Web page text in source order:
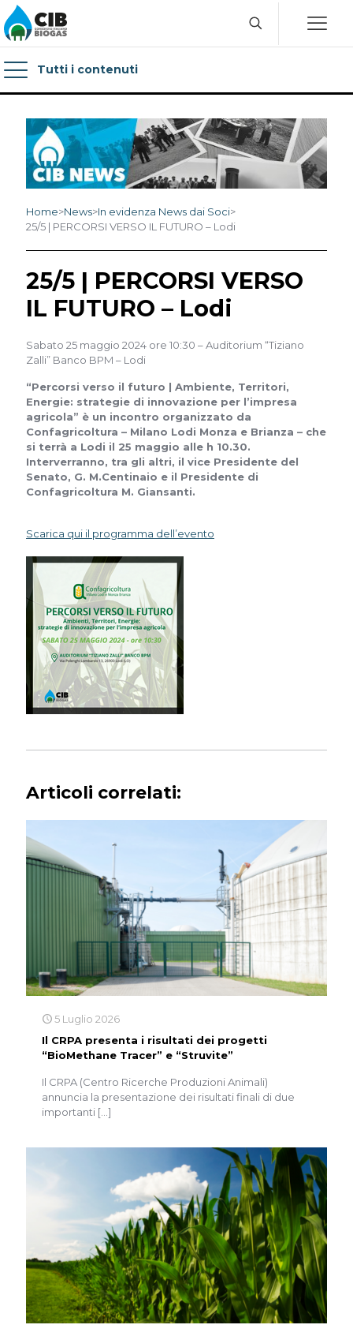
Tutti i contenuti
Home>News>In evidenza News dai Soci>
25/5 | PERCORSI VERSO IL FUTURO – Lodi
25/5 | PERCORSI VERSO
IL FUTURO – Lodi
Sabato 25 maggio 2024 ore 10:30 – Auditorium “Tiziano
Zalli” Banco BPM – Lodi
“Percorsi verso il futuro | Ambiente, Territori,
Energie: strategie di innovazione per l’impresa
agricola” è un incontro organizzato da
Confagricoltura – Milano Lodi Monza e Brianza – che
si terrà a Lodi il 25 maggio alle h 10.30.
Interverranno, tra gli altri, il vice Presidente del
Senato, G. M.Centinaio e il Presidente di
Confagricoltura M. Giansanti.
Scarica qui il programma dell’evento
Articoli correlati:
5 Luglio 2026
Il CRPA presenta i risultati dei progetti
“BioMethane Tracer” e “Struvite”
Il CRPA (Centro Ricerche Produzioni Animali)
annuncia la presentazione dei risultati finali di due
importanti […]